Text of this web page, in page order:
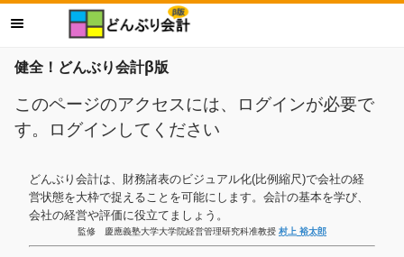
健全！どんぶり会計β版
このページのアクセスには、ログインが必要で
す。ログインしてください
どんぶり会計は、財務諸表のビジュアル化(比例縮尺)で会社の経
営状態を大枠で捉えることを可能にします。会計の基本を学び、
会社の経営や評価に役立てましょう。
監修 慶應義塾大学大学院経営管理研究科准教授 村上 裕太郎